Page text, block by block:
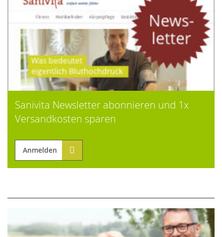
Sanivita Newsletter abonnieren und 1x
Versandkosten sparen
Anmelden